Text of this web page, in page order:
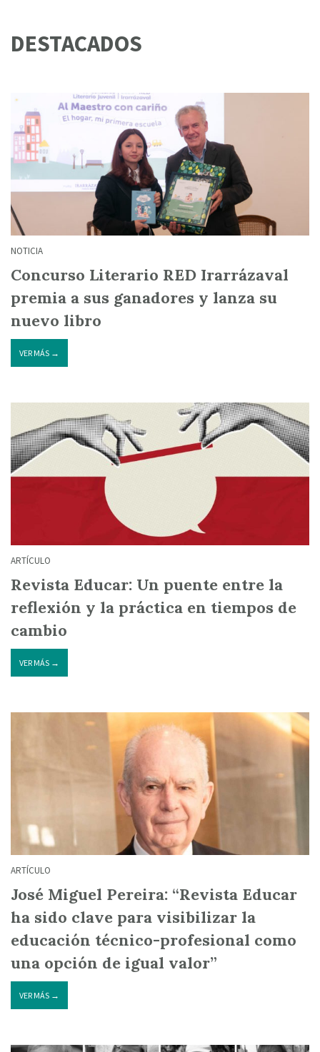
DESTACADOS
NOTICIA
Concurso Literario RED Irarrázaval
premia a sus ganadores y lanza su
nuevo libro
VER MÁS →
ARTÍCULO
Revista Educar: Un puente entre la
reflexión y la práctica en tiempos de
cambio
VER MÁS →
ARTÍCULO
José Miguel Pereira: “Revista Educar
ha sido clave para visibilizar la
educación técnico-profesional como
una opción de igual valor”
VER MÁS →